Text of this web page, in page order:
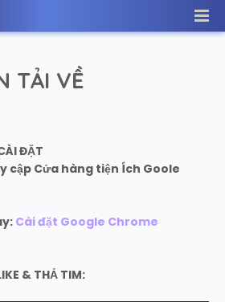
TẢI VỀ
ĐẶT
cập Cửa hàng tiện Ích Goole
Cài đặt Google Chrome
& THẢ TIM: